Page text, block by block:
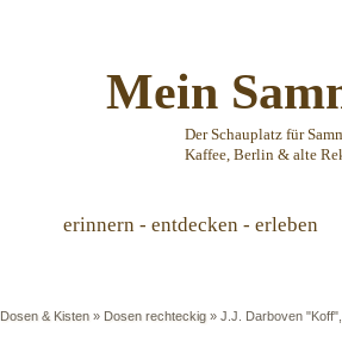
Mein
Der Schauplatz für
Kaffee, Berlin & alte
erinnern - entdecken - erleben
Dosen & Kisten » Dosen rechteckig » J.J. Darboven